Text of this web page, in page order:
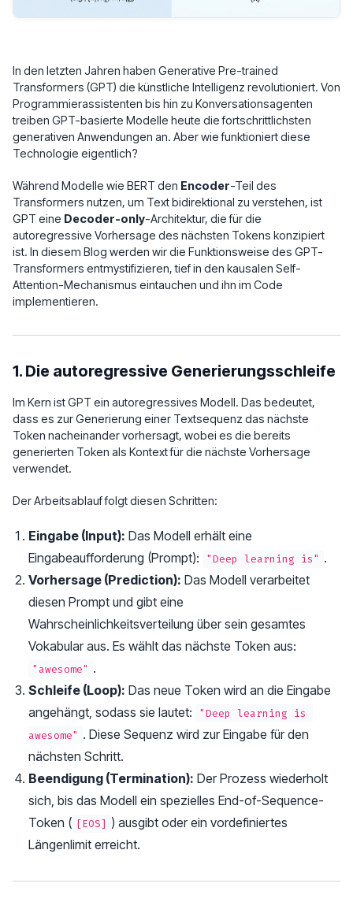
In den letzten Jahren haben Generative Pre-trained
Transformers (GPT) die künstliche Intelligenz revolutioniert. Von
Programmierassistenten bis hin zu Konversationsagenten
treiben GPT-basierte Modelle heute die fortschrittlichsten
generativen Anwendungen an. Aber wie funktioniert diese
Technologie eigentlich?
Während Modelle wie BERT den Encoder-Teil des
Transformers nutzen, um Text bidirektional zu verstehen, ist
GPT eine Decoder-only-Architektur, die für die
autoregressive Vorhersage des nächsten Tokens konzipiert
ist. In diesem Blog werden wir die Funktionsweise des GPT-
Transformers entmystifizieren, tief in den kausalen Self-
Attention-Mechanismus eintauchen und ihn im Code
implementieren.
1. Die autoregressive Generierungsschleife
Im Kern ist GPT ein autoregressives Modell. Das bedeutet,
dass es zur Generierung einer Textsequenz das nächste
Token nacheinander vorhersagt, wobei es die bereits
generierten Token als Kontext für die nächste Vorhersage
verwendet.
Der Arbeitsablauf folgt diesen Schritten:
Eingabe (Input): Das Modell erhält eine
Eingabeaufforderung (Prompt):
"Deep learning is" .
Vorhersage (Prediction): Das Modell verarbeitet
diesen Prompt und gibt eine
Wahrscheinlichkeitsverteilung über sein gesamtes
Vokabular aus. Es wählt das nächste Token aus:
"awesome" .
Schleife (Loop): Das neue Token wird an die Eingabe
angehängt, sodass sie lautet:
"Deep learning is
awesome" . Diese Sequenz wird zur Eingabe für den
nächsten Schritt.
Beendigung (Termination): Der Prozess wiederholt
sich, bis das Modell ein spezielles End-of-Sequence-
Token ( [EOS] ) ausgibt oder ein vordefiniertes
Längenlimit erreicht.